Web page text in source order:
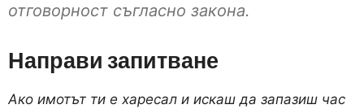
отговорност съгласно закона.
Направи запитване
Ако имотът ти е харесал и искаш да запазиш час